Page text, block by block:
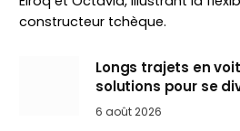
constructeur tchèque.
Longs trajets en
solutions pour se
6 août 2026